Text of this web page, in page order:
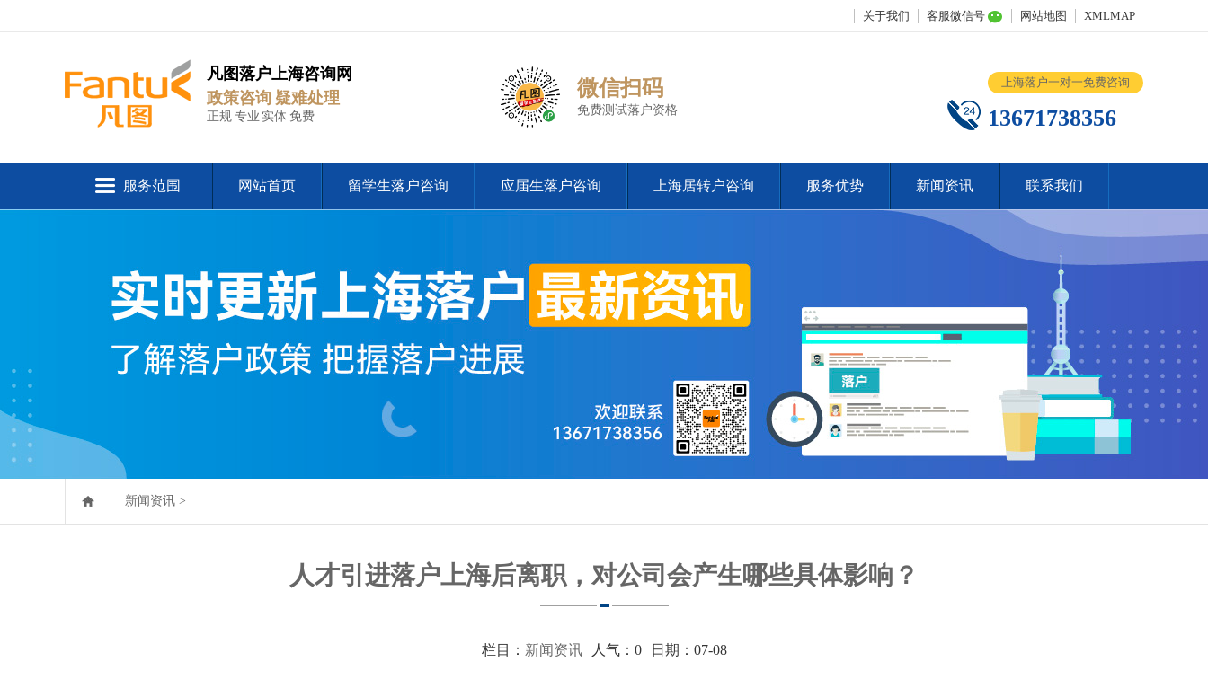
关于我们 客服微信号 网站地图 XMLMAP
凡图落户上海咨询网
政策咨询 疑难处理
正规 专业 实体 免费
微信扫码
免费测试落户资格
上海落户一对一免费咨询
13671738356
服务范围 网站首页 留学生落户咨询 应届生落户咨询 上海居转户咨询 服务优势 新闻资讯 联系我们
新闻资讯 >
人才引进落户上海后离职，对公司会产生哪些具体影响？
栏目： 新闻资讯人气： 0日期：07-08